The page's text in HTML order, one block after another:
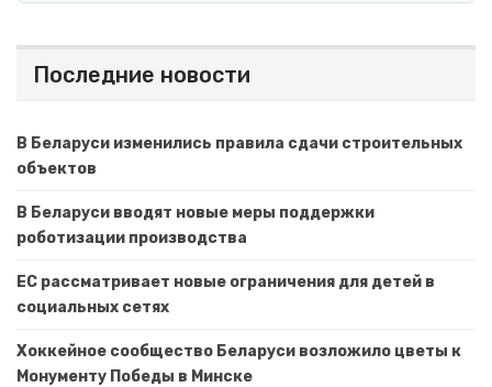
Последние новости
В Беларуси изменились правила сдачи строительных
объектов
В Беларуси вводят новые меры поддержки
роботизации производства
ЕС рассматривает новые ограничения для детей в
социальных сетях
Хоккейное сообщество Беларуси возложило цветы к
Монументу Победы в Минске